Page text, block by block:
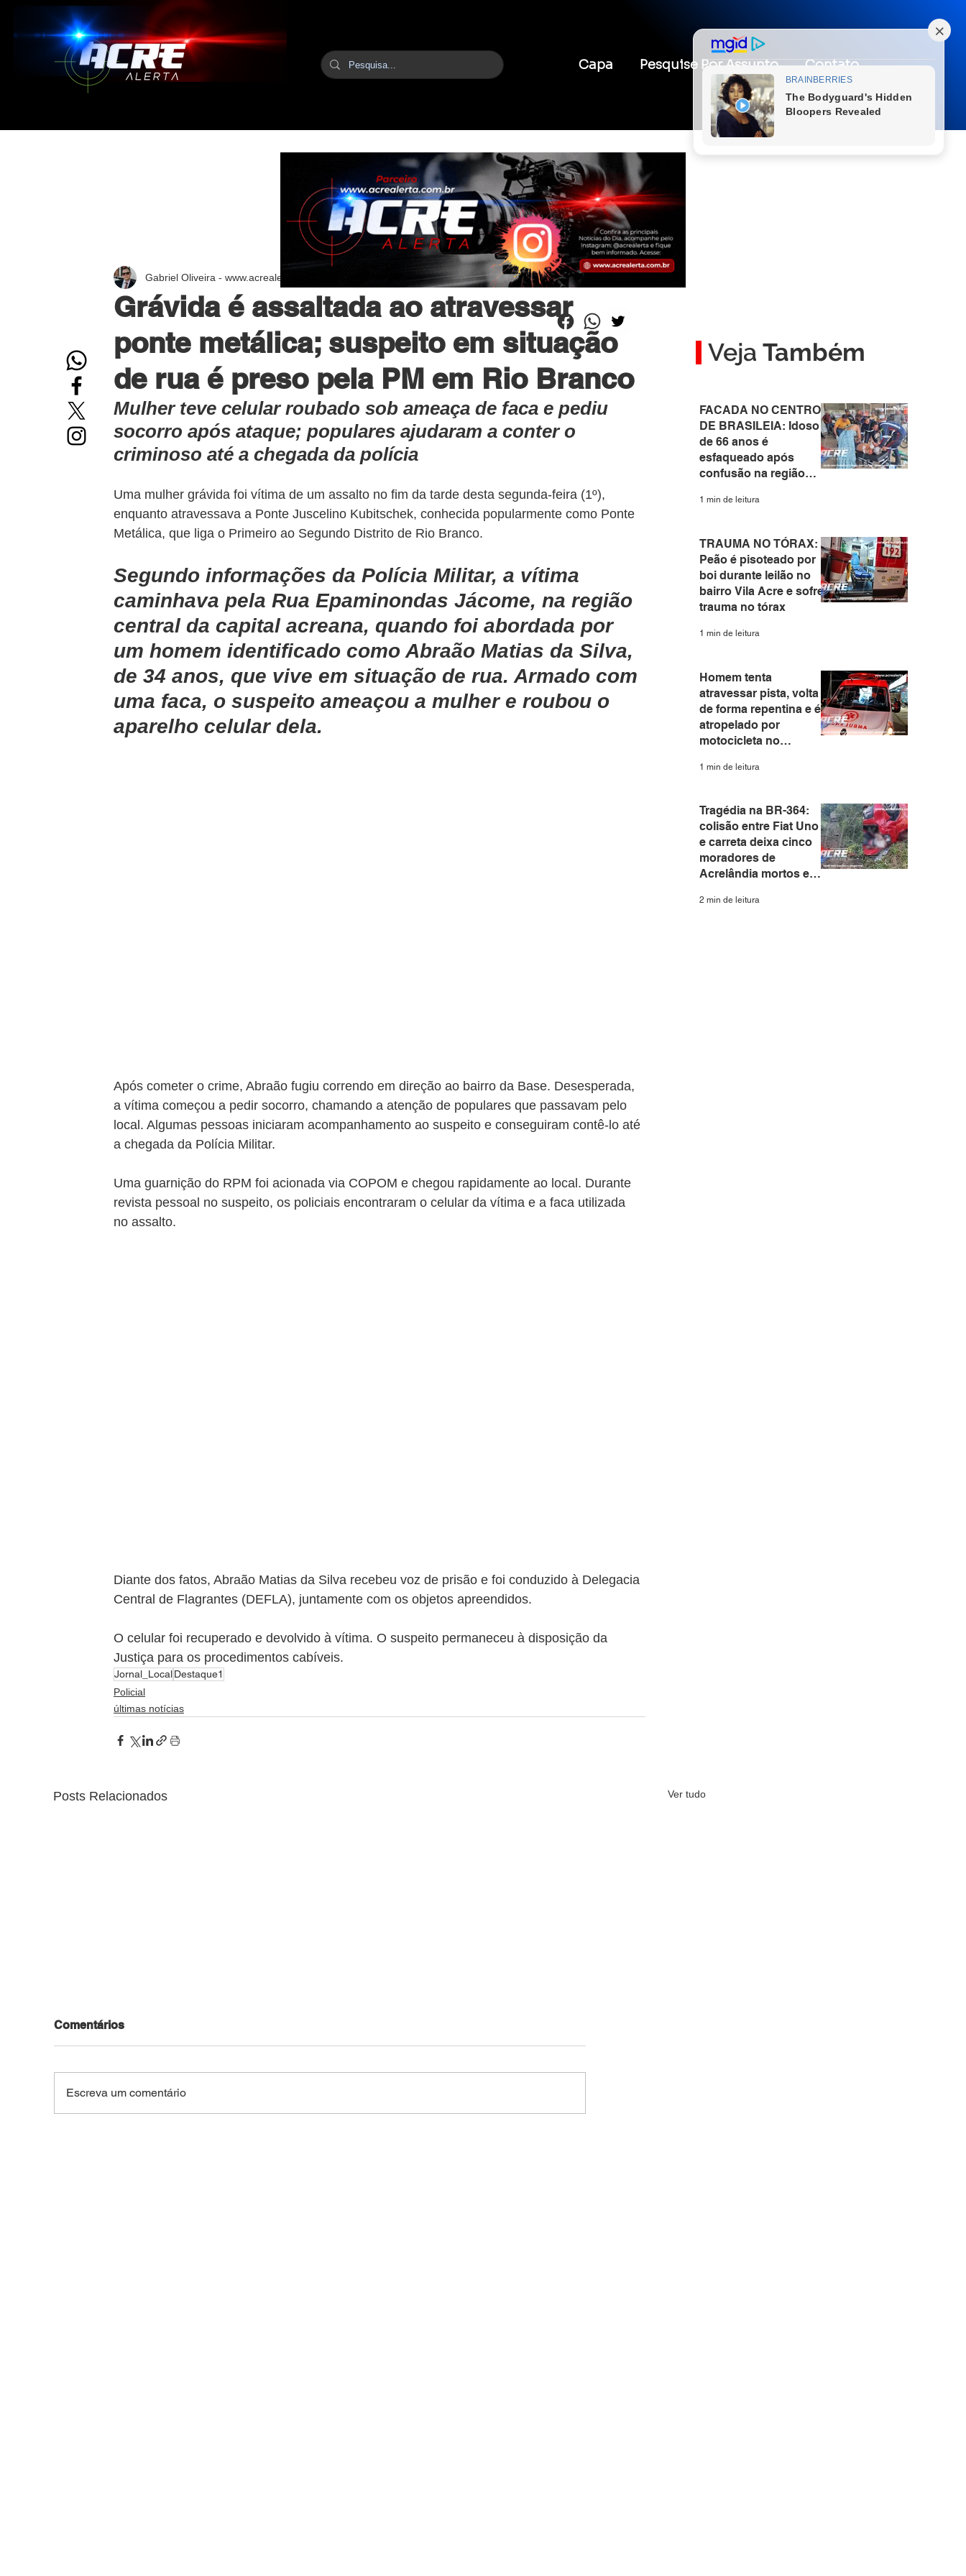
Capa Pesquise Por Assunto Contato
Grávida é assaltada ao atravessar
ponte metálica; suspeito em situação
de rua é preso pela PM em Rio Branco
Gabriel Oliveira - www.acrealerta.com.br 1 de jun. 1 min de leitura
Mulher teve celular roubado sob ameaça de faca e pediu
socorro após ataque; populares ajudaram a conter o
criminoso até a chegada da polícia
Uma mulher grávida foi vítima de um assalto no fim da tarde desta segunda-feira (1º),
enquanto atravessava a Ponte Juscelino Kubitschek, conhecida popularmente como Ponte
Metálica, que liga o Primeiro ao Segundo Distrito de Rio Branco.
Segundo informações da Polícia Militar, a vítima
caminhava pela Rua Epaminondas Jácome, na região
central da capital acreana, quando foi abordada por
um homem identificado como Abraão Matias da Silva,
de 34 anos, que vive em situação de rua. Armado com
uma faca, o suspeito ameaçou a mulher e roubou o
aparelho celular dela.
Após cometer o crime, Abraão fugiu correndo em direção ao bairro da Base. Desesperada,
a vítima começou a pedir socorro, chamando a atenção de populares que passavam pelo
local. Algumas pessoas iniciaram acompanhamento ao suspeito e conseguiram contê-lo até
a chegada da Polícia Militar.
Uma guarnição do RPM foi acionada via COPOM e chegou rapidamente ao local. Durante
revista pessoal no suspeito, os policiais encontraram o celular da vítima e a faca utilizada
no assalto.
Diante dos fatos, Abraão Matias da Silva recebeu voz de prisão e foi conduzido à Delegacia
Central de Flagrantes (DEFLA), juntamente com os objetos apreendidos.
O celular foi recuperado e devolvido à vítima. O suspeito permaneceu à disposição da
Justiça para os procedimentos cabíveis.
Jornal_LocalDestaque1
Policial
últimas notícias
Posts Relacionados Ver tudo
Comentários
Escreva um comentário
FACADA NO CENTRO
DE BRASILEIA: Idoso
de 66 anos é
esfaqueado após
confusão na região
Acre
1 min de leitura
TRAUMA NO TÓRAX:
Peão é pisoteado por
boi durante leilão no
bairro Vila Acre e sofre
trauma no tórax
1 min de leitura
Homem tenta
atravessar pista, volta
de forma repentina e é
atropelado por
motocicleta no
Branco
1 min de leitura
Tragédia na BR-364:
colisão entre Fiat Uno
e carreta deixa cinco
moradores de
Acrelândia mortos em
2 min de leitura
Veja Também